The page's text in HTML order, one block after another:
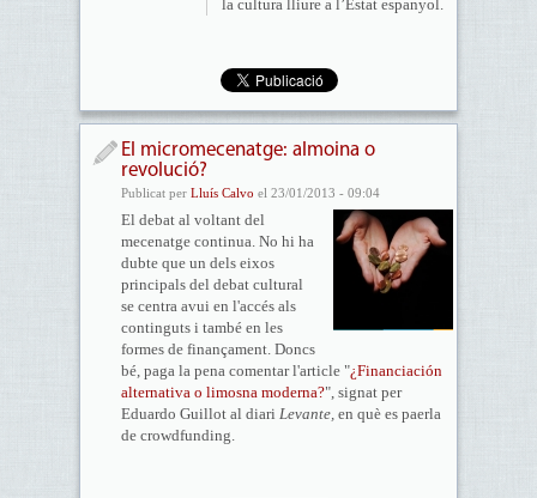
la cultura lliure a l’Estat espanyol.
El micromecenatge: almoina o
revolució?
Publicat per Lluís Calvo el 23/01/2013 - 09:04
El debat al voltant del
mecenatge continua. No hi ha
dubte que un dels eixos
principals del debat cultural
se centra avui en l'accés als
continguts i també en les
formes de finançament. Doncs
bé, paga la pena comentar l'article "¿Financiación
alternativa o limosna moderna?", signat per
Eduardo Guillot al diari Levante, en què es paerla
de crowdfunding.